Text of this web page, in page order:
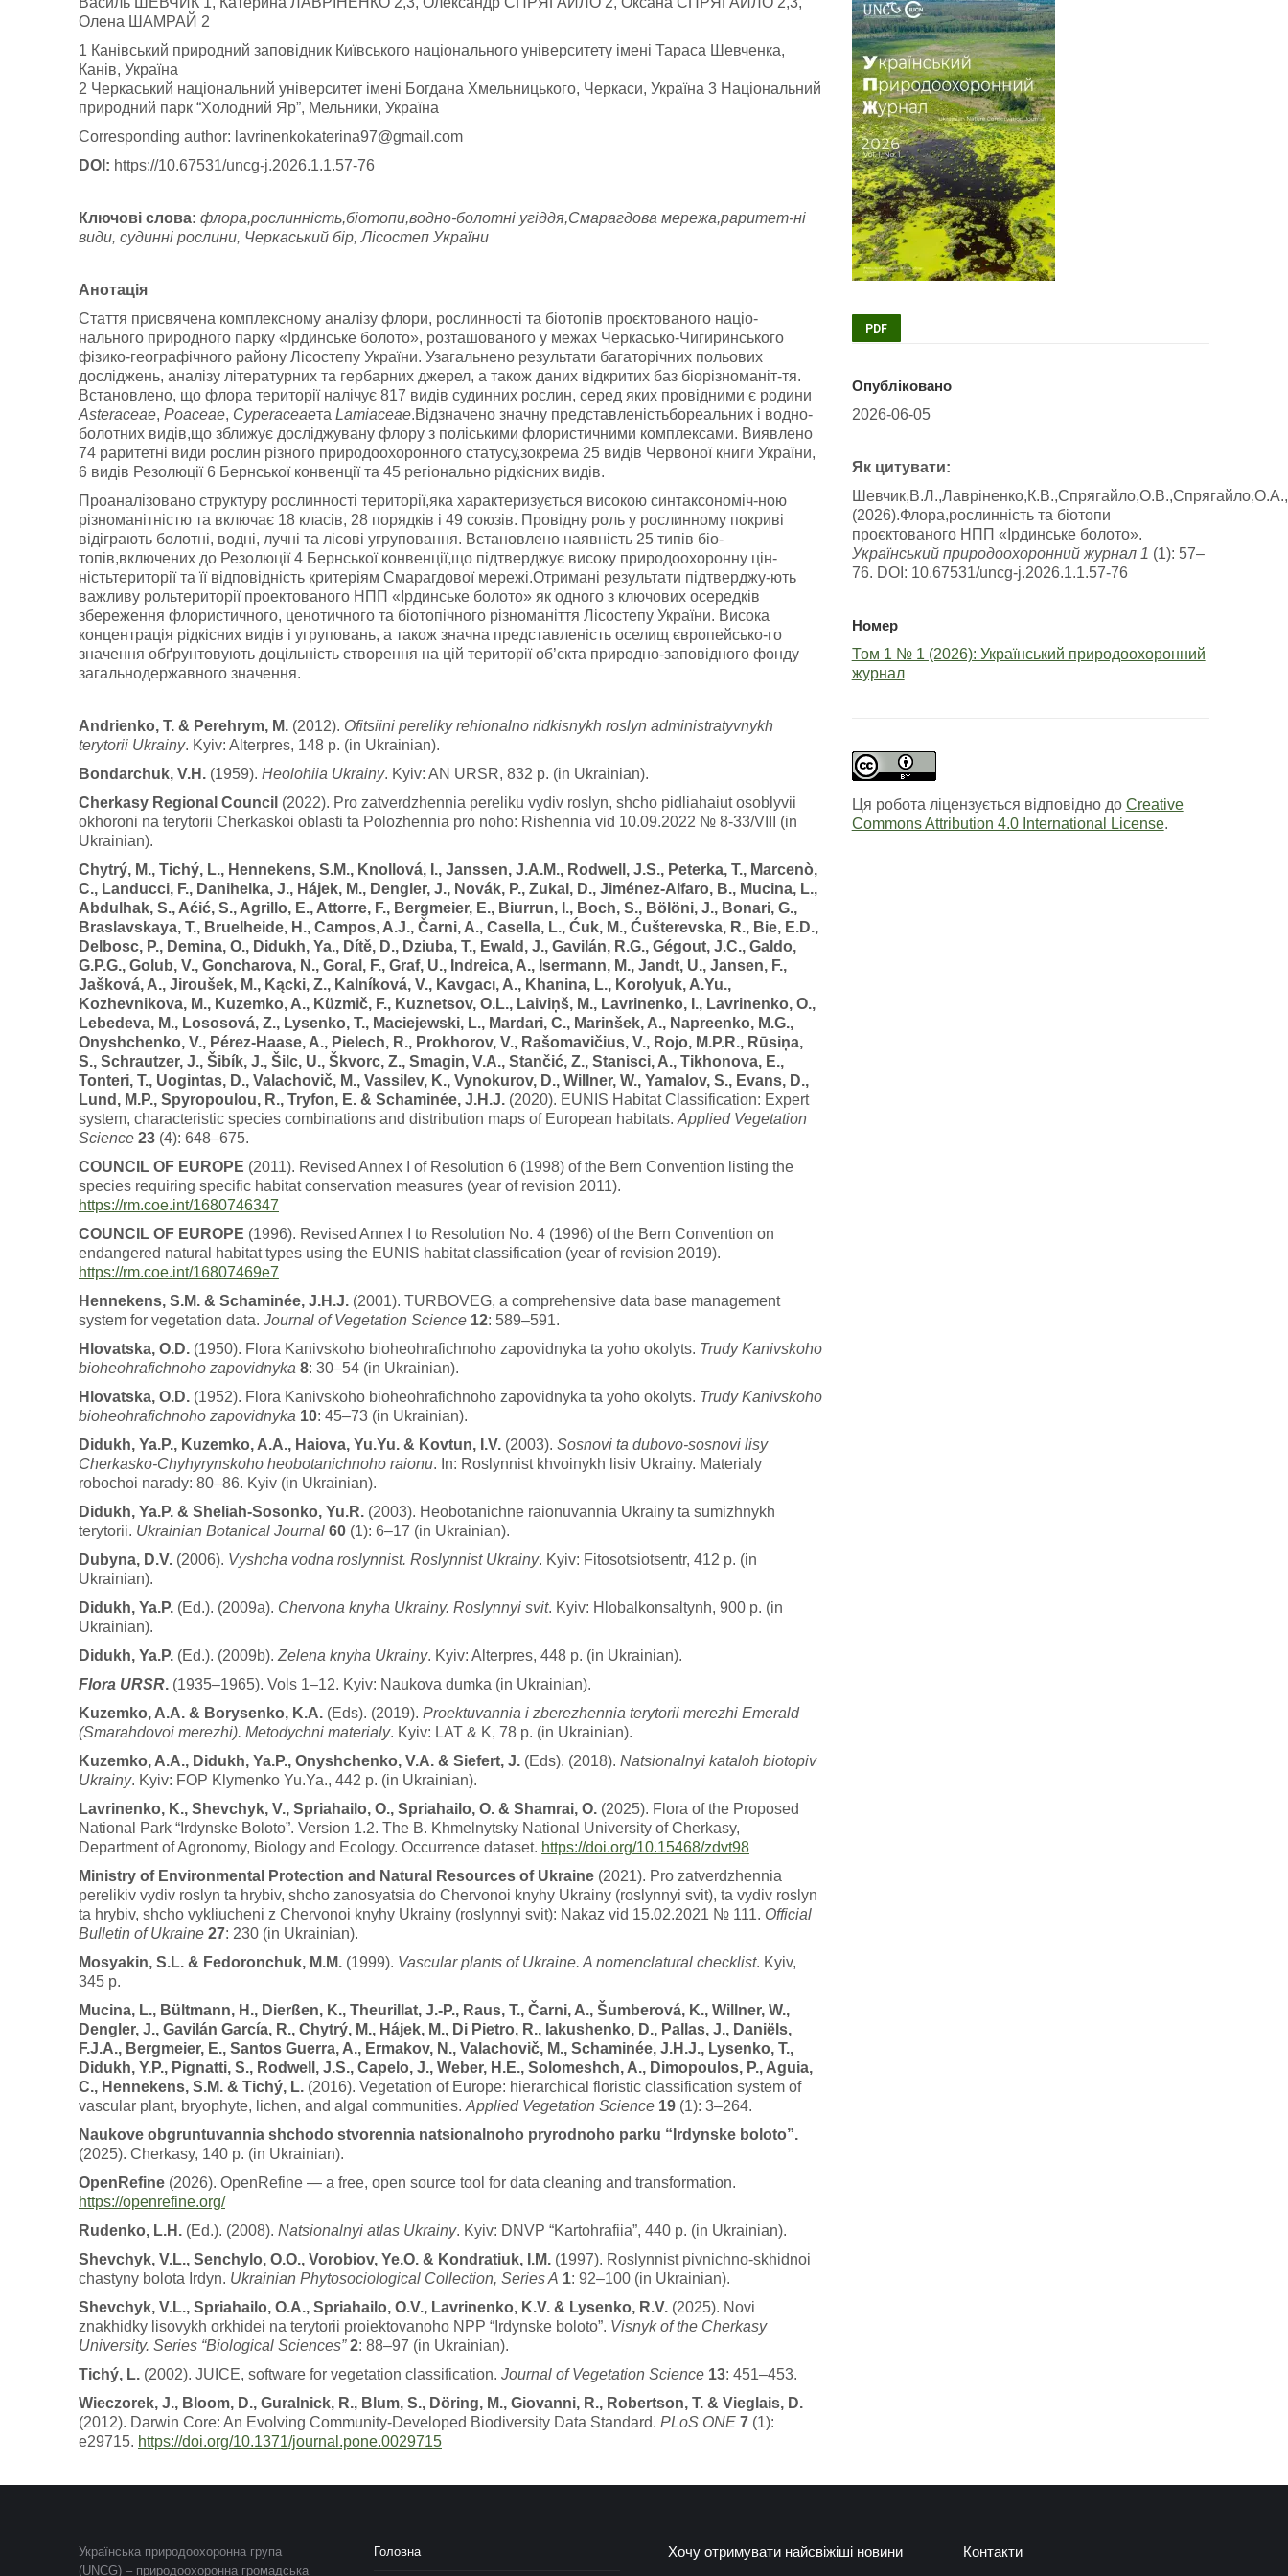
Олена ШАМРАЙ 2
1 Канівський природний заповідник Київського національного університету імені Тараса Шевченка,
Канів, Україна
2 Черкаський національний університет імені Богдана Хмельницького, Черкаси, Україна 3 Національний
природний парк “Холодний Яр”, Мельники, Україна
Corresponding author: lavrinenkokaterina97@gmail.com
DOI: https://10.67531/uncg-j.2026.1.1.57-76
Ключові слова: флора,рослинність,біотопи,водно-болотні угіддя,Смарагдова мережа,раритет-ні
види, судинні рослини, Черкаський бір, Лісостеп України
Анотація
Стаття присвячена комплексному аналізу флори, рослинності та біотопів проєктованого націо-
нального природного парку «Ірдинське болото», розташованого у межах Черкасько-Чигиринського
фізико-географічного району Лісостепу України. Узагальнено результати багаторічних польових
досліджень, аналізу літературних та гербарних джерел, а також даних відкритих баз біорізноманіт-тя.
Встановлено, що флора території налічує 817 видів судинних рослин, серед яких провідними є родини
Asteraceae, Poaceae, Cyperaceaeта Lamiaceae.Відзначено значну представленістьбореальних і водно-
болотних видів,що зближує досліджувану флору з поліськими флористичними комплексами. Виявлено
74 раритетні види рослин різного природоохоронного статусу,зокрема 25 видів Червоної книги України,
6 видів Резолюції 6 Бернської конвенції та 45 регіонально рідкісних видів.
Проаналізовано структуру рослинності території,яка характеризується високою синтаксономіч-ною
різноманітністю та включає 18 класів, 28 порядків і 49 союзів. Провідну роль у рослинному покриві
відіграють болотні, водні, лучні та лісові угруповання. Встановлено наявність 25 типів біо-
топів,включених до Резолюції 4 Бернської конвенції,що підтверджує високу природоохоронну цін-
ністьтериторії та її відповідність критеріям Смарагдової мережі.Отримані результати підтверджу-ють
важливу рольтериторії проектованого НПП «Ірдинське болото» як одного з ключових осередків
збереження флористичного, ценотичного та біотопічного різноманіття Лісостепу України. Висока
концентрація рідкісних видів і угруповань, а також значна представленість оселищ європейсько-го
значення обґрунтовують доцільність створення на цій території об’єкта природно-заповідного фонду
загальнодержавного значення.
Andrienko, T. & Perehrym, M. (2012). Ofitsiini pereliky rehionalno ridkisnykh roslyn administratyvnykh
terytorii Ukrainy. Kyiv: Alterpres, 148 p. (in Ukrainian).
Bondarchuk, V.H. (1959). Heolohiia Ukrainy. Kyiv: AN URSR, 832 p. (in Ukrainian).
Cherkasy Regional Council (2022). Pro zatverdzhennia pereliku vydiv roslyn, shcho pidliahaiut osoblyvii
okhoroni na terytorii Cherkaskoi oblasti ta Polozhennia pro noho: Rishennia vid 10.09.2022 № 8-33/VIII (in
Ukrainian).
Chytrý, M., Tichý, L., Hennekens, S.M., Knollová, I., Janssen, J.A.M., Rodwell, J.S., Peterka, T., Marcenò,
C., Landucci, F., Danihelka, J., Hájek, M., Dengler, J., Novák, P., Zukal, D., Jiménez-Alfaro, B., Mucina, L.,
Abdulhak, S., Aćić, S., Agrillo, E., Attorre, F., Bergmeier, E., Biurrun, I., Boch, S., Bölöni, J., Bonari, G.,
Braslavskaya, T., Bruelheide, H., Campos, A.J., Čarni, A., Casella, L., Ćuk, M., Ćušterevska, R., Bie, E.D.,
Delbosc, P., Demina, O., Didukh, Ya., Dítě, D., Dziuba, T., Ewald, J., Gavilán, R.G., Gégout, J.C., Galdo,
G.P.G., Golub, V., Goncharova, N., Goral, F., Graf, U., Indreica, A., Isermann, M., Jandt, U., Jansen, F.,
Jašková, A., Jiroušek, M., Kącki, Z., Kalníková, V., Kavgacı, A., Khanina, L., Korolyuk, A.Yu.,
Kozhevnikova, M., Kuzemko, A., Küzmič, F., Kuznetsov, O.L., Laiviņš, M., Lavrinenko, I., Lavrinenko, O.,
Lebedeva, M., Lososová, Z., Lysenko, T., Maciejewski, L., Mardari, C., Marinšek, A., Napreenko, M.G.,
Onyshchenko, V., Pérez-Haase, A., Pielech, R., Prokhorov, V., Rašomavičius, V., Rojo, M.P.R., Rūsiņa,
S., Schrautzer, J., Šibík, J., Šilc, U., Škvorc, Z., Smagin, V.A., Stančić, Z., Stanisci, A., Tikhonova, E.,
Tonteri, T., Uogintas, D., Valachovič, M., Vassilev, K., Vynokurov, D., Willner, W., Yamalov, S., Evans, D.,
Lund, M.P., Spyropoulou, R., Tryfon, E. & Schaminée, J.H.J. (2020). EUNIS Habitat Classification: Expert
system, characteristic species combinations and distribution maps of European habitats. Applied Vegetation
Science 23 (4): 648–675.
COUNCIL OF EUROPE (2011). Revised Annex I of Resolution 6 (1998) of the Bern Convention listing the
species requiring specific habitat conservation measures (year of revision 2011).
https://rm.coe.int/1680746347
COUNCIL OF EUROPE (1996). Revised Annex I to Resolution No. 4 (1996) of the Bern Convention on
endangered natural habitat types using the EUNIS habitat classification (year of revision 2019).
https://rm.coe.int/16807469e7
Hennekens, S.M. & Schaminée, J.H.J. (2001). TURBOVEG, a comprehensive data base management
system for vegetation data. Journal of Vegetation Science 12: 589–591.
Hlovatska, O.D. (1950). Flora Kanivskoho bioheohrafichnoho zapovidnyka ta yoho okolyts. Trudy Kanivskoho
bioheohrafichnoho zapovidnyka 8: 30–54 (in Ukrainian).
Hlovatska, O.D. (1952). Flora Kanivskoho bioheohrafichnoho zapovidnyka ta yoho okolyts. Trudy Kanivskoho
bioheohrafichnoho zapovidnyka 10: 45–73 (in Ukrainian).
Didukh, Ya.P., Kuzemko, A.A., Haiova, Yu.Yu. & Kovtun, I.V. (2003). Sosnovi ta dubovo-sosnovi lisy
Cherkasko-Chyhyrynskoho heobotanichnoho raionu. In: Roslynnist khvoinykh lisiv Ukrainy. Materialy
robochoi narady: 80–86. Kyiv (in Ukrainian).
Didukh, Ya.P. & Sheliah-Sosonko, Yu.R. (2003). Heobotanichne raionuvannia Ukrainy ta sumizhnykh
terytorii. Ukrainian Botanical Journal 60 (1): 6–17 (in Ukrainian).
Dubyna, D.V. (2006). Vyshcha vodna roslynnist. Roslynnist Ukrainy. Kyiv: Fitosotsiotsentr, 412 p. (in
Ukrainian).
Didukh, Ya.P. (Ed.). (2009a). Chervona knyha Ukrainy. Roslynnyi svit. Kyiv: Hlobalkonsaltynh, 900 p. (in
Ukrainian).
Didukh, Ya.P. (Ed.). (2009b). Zelena knyha Ukrainy. Kyiv: Alterpres, 448 p. (in Ukrainian).
Flora URSR. (1935–1965). Vols 1–12. Kyiv: Naukova dumka (in Ukrainian).
Kuzemko, A.A. & Borysenko, K.A. (Eds). (2019). Proektuvannia i zberezhennia terytorii merezhi Emerald
(Smarahdovoi merezhi). Metodychni materialy. Kyiv: LAT & K, 78 p. (in Ukrainian).
Kuzemko, A.A., Didukh, Ya.P., Onyshchenko, V.A. & Siefert, J. (Eds). (2018). Natsionalnyi kataloh biotopiv
Ukrainy. Kyiv: FOP Klymenko Yu.Ya., 442 p. (in Ukrainian).
Lavrinenko, K., Shevchyk, V., Spriahailo, O., Spriahailo, O. & Shamrai, O. (2025). Flora of the Proposed
National Park “Irdynske Boloto”. Version 1.2. The B. Khmelnytsky National University of Cherkasy,
Department of Agronomy, Biology and Ecology. Occurrence dataset. https://doi.org/10.15468/zdvt98
Ministry of Environmental Protection and Natural Resources of Ukraine (2021). Pro zatverdzhennia
perelikiv vydiv roslyn ta hrybiv, shcho zanosyatsia do Chervonoi knyhy Ukrainy (roslynnyi svit), ta vydiv roslyn
ta hrybiv, shcho vykliucheni z Chervonoi knyhy Ukrainy (roslynnyi svit): Nakaz vid 15.02.2021 № 111. Official
Bulletin of Ukraine 27: 230 (in Ukrainian).
Mosyakin, S.L. & Fedoronchuk, M.M. (1999). Vascular plants of Ukraine. A nomenclatural checklist. Kyiv,
345 p.
Mucina, L., Bültmann, H., Dierßen, K., Theurillat, J.-P., Raus, T., Čarni, A., Šumberová, K., Willner, W.,
Dengler, J., Gavilán García, R., Chytrý, M., Hájek, M., Di Pietro, R., Iakushenko, D., Pallas, J., Daniëls,
F.J.A., Bergmeier, E., Santos Guerra, A., Ermakov, N., Valachovič, M., Schaminée, J.H.J., Lysenko, T.,
Didukh, Y.P., Pignatti, S., Rodwell, J.S., Capelo, J., Weber, H.E., Solomeshch, A., Dimopoulos, P., Aguia,
C., Hennekens, S.M. & Tichý, L. (2016). Vegetation of Europe: hierarchical floristic classification system of
vascular plant, bryophyte, lichen, and algal communities. Applied Vegetation Science 19 (1): 3–264.
Naukove obgruntuvannia shchodo stvorennia natsionalnoho pryrodnoho parku “Irdynske boloto”.
(2025). Cherkasy, 140 p. (in Ukrainian).
OpenRefine (2026). OpenRefine — a free, open source tool for data cleaning and transformation.
https://openrefine.org/
Rudenko, L.H. (Ed.). (2008). Natsionalnyi atlas Ukrainy. Kyiv: DNVP “Kartohrafiia”, 440 p. (in Ukrainian).
Shevchyk, V.L., Senchylo, O.O., Vorobiov, Ye.O. & Kondratiuk, I.M. (1997). Roslynnist pivnichno-skhidnoi
chastyny bolota Irdyn. Ukrainian Phytosociological Collection, Series A 1: 92–100 (in Ukrainian).
Shevchyk, V.L., Spriahailo, O.A., Spriahailo, O.V., Lavrinenko, K.V. & Lysenko, R.V. (2025). Novi
znakhidky lisovykh orkhidei na terytorii proiektovanoho NPP “Irdynske boloto”. Visnyk of the Cherkasy
University. Series “Biological Sciences”2: 88–97 (in Ukrainian).
Tichý, L. (2002). JUICE, software for vegetation classification. Journal of Vegetation Science 13: 451–453.
Wieczorek, J., Bloom, D., Guralnick, R., Blum, S., Döring, M., Giovanni, R., Robertson, T. & Vieglais, D.
(2012). Darwin Core: An Evolving Community-Developed Biodiversity Data Standard. PLoS ONE 7 (1):
e29715. https://doi.org/10.1371/journal.pone.0029715
PDF
Опубліковано
2026-06-05
Як цитувати:
(2026).Флора,рослинність та біотопи
проєктованого НПП «Ірдинське болото».
Український природоохоронний журнал 1 (1): 57–
76. DOI: 10.67531/uncg-j.2026.1.1.57-76
Номер
Том 1 № 1 (2026): Український природоохоронний
журнал
Ця робота ліцензується відповідно до Creative
Commons Attribution 4.0 International License.
Українська природоохоронна група
(UNCG) – природоохоронна громадська
Головна Хочу отримувати найсвіжіші новини Контакти